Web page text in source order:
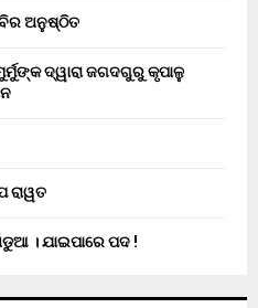
ଅନୁଷ୍ଠିତ
ଦ୍ୱାରା ଜଗଦଗୁରୁ କୃପାଳୁ
ରାୱତ
। ଯାଇପାରେ ପଦ !